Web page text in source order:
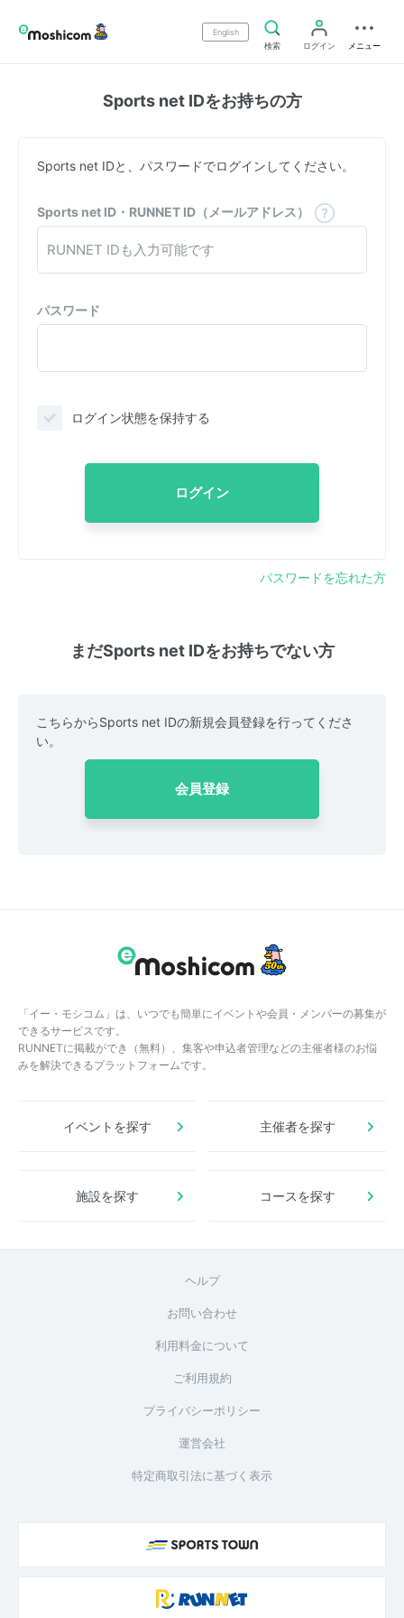
English
検索
ログイン メニュー
Sports net IDをお持ちの方
Sports net IDと、パスワードでログインしてください。
Sports net ID・RUNNET ID（メールアドレス）
パスワード
ログイン状態を保持する
ログイン
パスワードを忘れた方
まだSports net IDをお持ちでない方
こちらからSports net IDの新規会員登録を行ってくださ
い。
会員登録
「イー・モシコム」は、いつでも簡単にイベントや会員・メンバーの募集が
できるサービスです。
RUNNETに掲載ができ（無料）、集客や申込者管理などの主催者様のお悩
みを解決できるプラットフォームです。
イベントを探す 主催者を探す
施設を探す コースを探す
ヘルプ
お問い合わせ
利用料金について
ご利用規約
プライバシーポリシー
運営会社
特定商取引法に基づく表示